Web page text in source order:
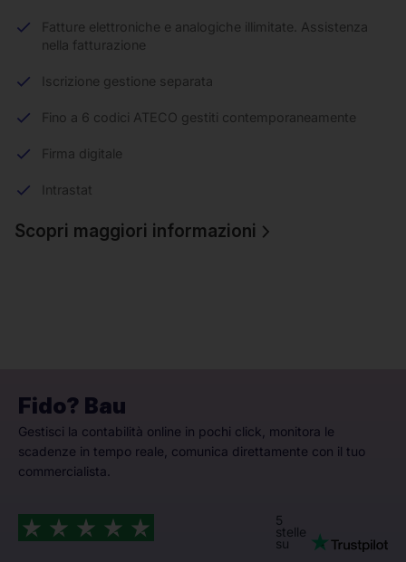
Fatture elettroniche e analogiche illimitate. Assistenza
nella fatturazione
Iscrizione gestione separata
Fino a 6 codici ATECO gestiti contemporaneamente
Firma digitale
Intrastat
Scopri maggiori informazioni
Fido? Bau
Gestisci la contabilità online in pochi click, monitora le
scadenze in tempo reale, comunica direttamente con il tuo
commercialista.
5
stelle
su